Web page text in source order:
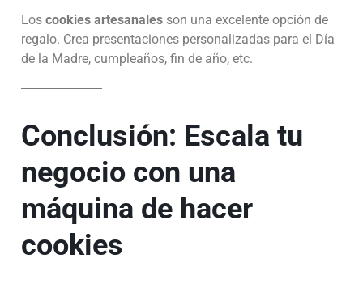
Los cookies artesanales son una excelente opción de
regalo. Crea presentaciones personalizadas para el Día
de la Madre, cumpleaños, fin de año, etc.
Conclusión: Escala tu
negocio con una
máquina de hacer
cookies